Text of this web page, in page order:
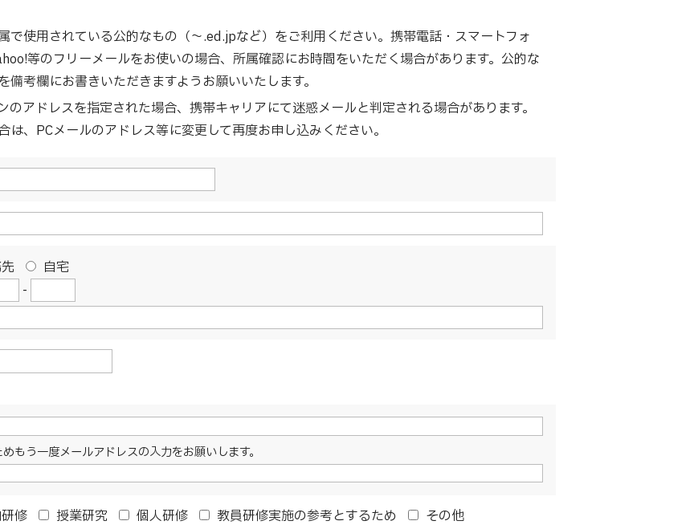
で使用されている公的なもの（～.ed.jpなど）をご利用ください。携帯電話・スマートフォ
等のフリーメールをお使いの場合、所属確認にお時間をいただく場合があります。公的な
考欄にお書きいただきますようお願いいたします。
アドレスを指定された場合、携帯キャリアにて迷惑メールと判定される場合があります。
、PCメールのアドレス等に変更して再度お申し込みください。
自宅
-
もう一度メールアドレスの入力をお願いします。
修 授業研究 個人研修 教員研修実施の参考とするため その他